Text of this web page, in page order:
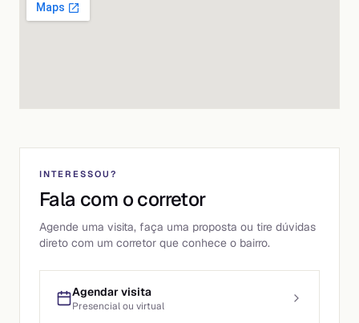
INTERESSOU?
Fala com o corretor
Agende uma visita, faça uma proposta ou tire dúvidas
direto com um corretor que conhece o bairro.
Agendar visita
Presencial ou virtual